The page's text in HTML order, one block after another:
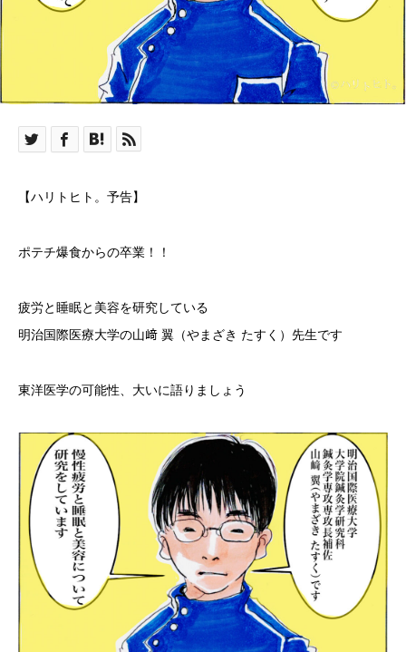
【ハリトヒト。予告】
ポテチ爆食からの卒業！！
疲労と睡眠と美容を研究している
明治国際医療大学の山﨑 翼（やまざき たすく）先生です
東洋医学の可能性、大いに語りましょう